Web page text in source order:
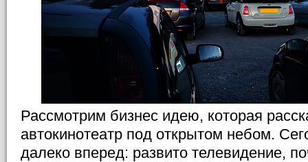
Рассмотрим бизнес идею, которая
автокинотеатр под открытом небом.
далеко вперед: развито телевидение,